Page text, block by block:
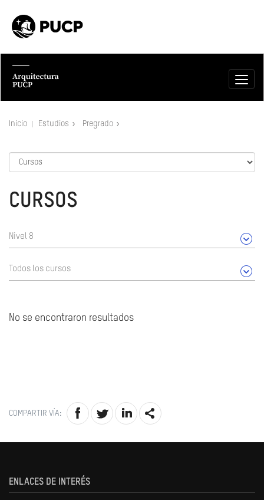
Inicio Estudios Pregrado
CURSOS
Nivel 8
Todos los cursos
No se encontraron resultados
COMPARTIR VÍA:
ENLACES DE INTERÉS